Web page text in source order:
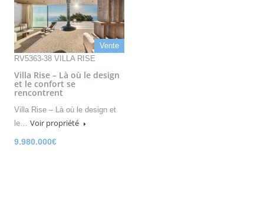
Vente
RV5363-38 VILLA RISE
Villa Rise – Là où le design
et le confort se
rencontrent
Villa Rise – Là où le design et
le… Voir propriété
9.980.000€